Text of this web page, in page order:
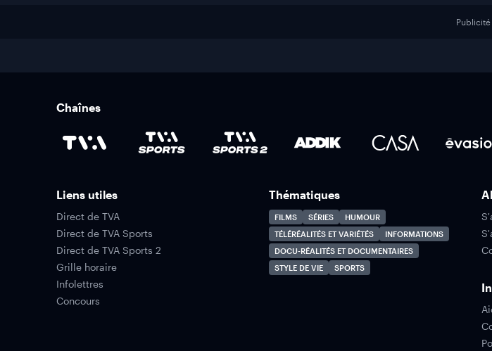
Publicité
Chaînes
Liens utiles
Direct de TVA
Direct de TVA Sports
Direct de TVA Sports 2
Grille horaire
Infolettres
Concours
Thématiques
FILMS SÉRIES
HUMOUR
TÉLÉRÉALITÉS ET VARIÉTÉS
INFORMATIONS
DOCU-RÉALITÉS ET DOCUMENTAIRES
STYLE DE VIE
SPORTS